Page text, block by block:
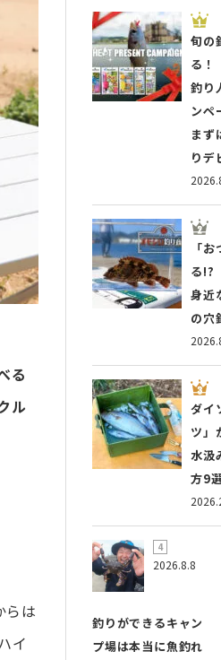
る
ル
らは
イ
旬の
る！
釣り
ンペ
まず
りデ
「
る!?
身近
の穴
ダイ
ツ」
水汲
方9
2026.8.8
釣りができるキャン
プ場は本当に魚釣れ